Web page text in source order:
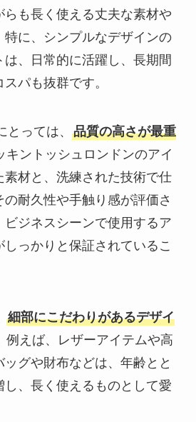
らも長く使える丈夫な素材や
に、シンプルなデザインの
は、日常的に活躍し、長期間
パも抜群です。
っては、
品質の高さが最重
キントッシュロンドンのアイ
素材と、洗練された技術で仕
耐久性や手触り感が評価さ
ジネスシーンで使用するア
っかりと保証されているこ
細部にこだわりがあるデザイ
例えば、レザーアイテムや高
グや財布などは、年齢とと
し、長く使えるものとして愛